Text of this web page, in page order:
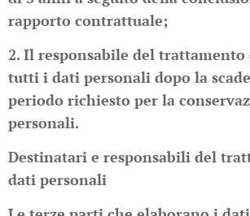
rapporto contrattuale;
2. Il responsabile del
tutti i dati personali dopo la
periodo richiesto per la
personali.
Destinatari e responsabili del
dati personali